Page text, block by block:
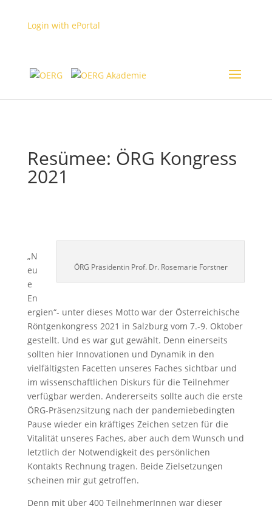
MyUserArea
Login with ePortal
Resümee: ÖRG Kongress
2021
ÖRG Präsidentin Prof. Dr. Rosemarie Forstner
„N
eu
e
En
ergien“- unter dieses Motto war der Österreichische
Röntgenkongress 2021 in Salzburg vom 7.-9. Oktober
gestellt. Und es war gut gewählt. Denn einerseits
sollten hier Innovationen und Dynamik in den
vielfältigsten Facetten unseres Faches sichtbar und
im wissenschaftlichen Diskurs für die Teilnehmer
verfügbar werden. Andererseits sollte auch die erste
ÖRG-Präsenzsitzung nach der pandemiebedingten
Pause wieder ein kräftiges Zeichen setzen für die
Vitalität unseres Faches, aber auch dem Wunsch und
letztlich der Notwendigkeit des persönlichen
Kontakts Rechnung tragen. Beide Zielsetzungen
scheinen mir gut getroffen.
Denn mit über 400 TeilnehmerInnen war dieser